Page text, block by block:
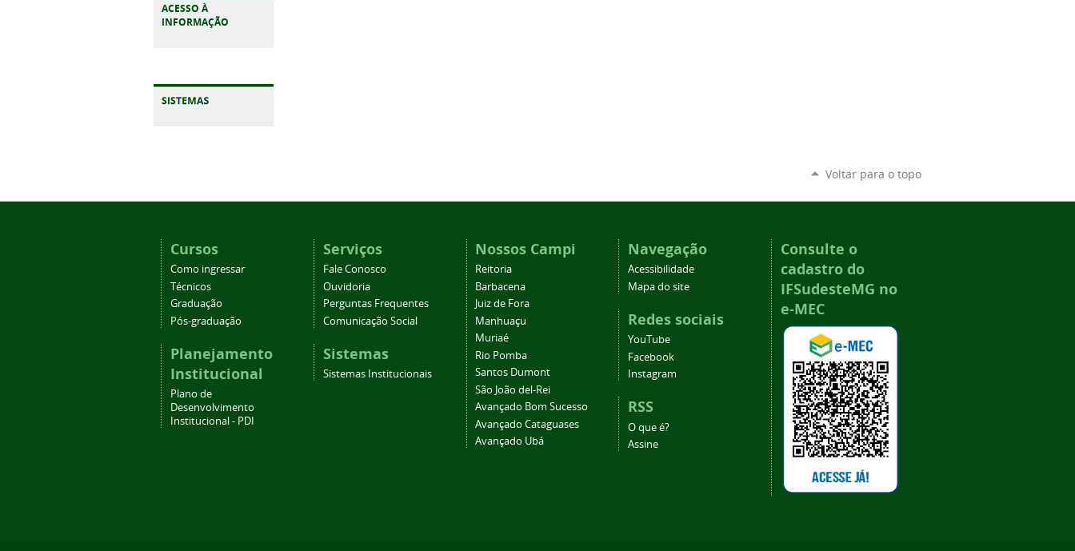
ACESSO À
INFORMAÇÃO
Voltar para o topo
Cursos
Como ingressar
Técnicos
Graduação
Pós-graduação
Planejamento
Institucional
Plano de
Desenvolvimento
Institucional - PDI
Serviços
Fale Conosco
Ouvidoria
Perguntas Frequentes
Comunicação Social
Sistemas
Sistemas Institucionais
Nossos Campi
Reitoria
Barbacena
Juiz de Fora
Manhuaçu
Muriaé
Rio Pomba
Santos Dumont
São João del-Rei
Avançado Bom Sucesso
Avançado Cataguases
Avançado Ubá
Navegação
Acessibilidade
Mapa do site
Redes sociais
YouTube
Facebook
Instagram
RSS
O que é?
Assine
Consulte o
cadastro do
IFSudesteMG no
e-MEC